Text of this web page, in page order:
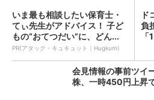
いま最も相談したい保育士・
てぃ先生がアドバイス！ 子ど
もの“おてつだい”に、どん...
PR(アタック・キュキュット｜Hugkum)
ド
負
会見情報の事前ツ
株、一時450円上昇